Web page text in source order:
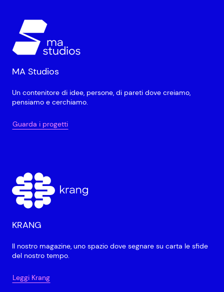
MA Studios
Un contenitore di idee, persone, di pareti dove creiamo,
pensiamo e cerchiamo.
Guarda i progetti
KRANG
Il nostro magazine, uno spazio dove segnare su carta le sfide
del nostro tempo.
Leggi Krang